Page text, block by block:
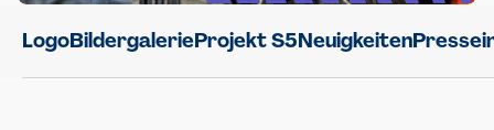
LogoBildergalerieProjekt S5Neuigkeiten